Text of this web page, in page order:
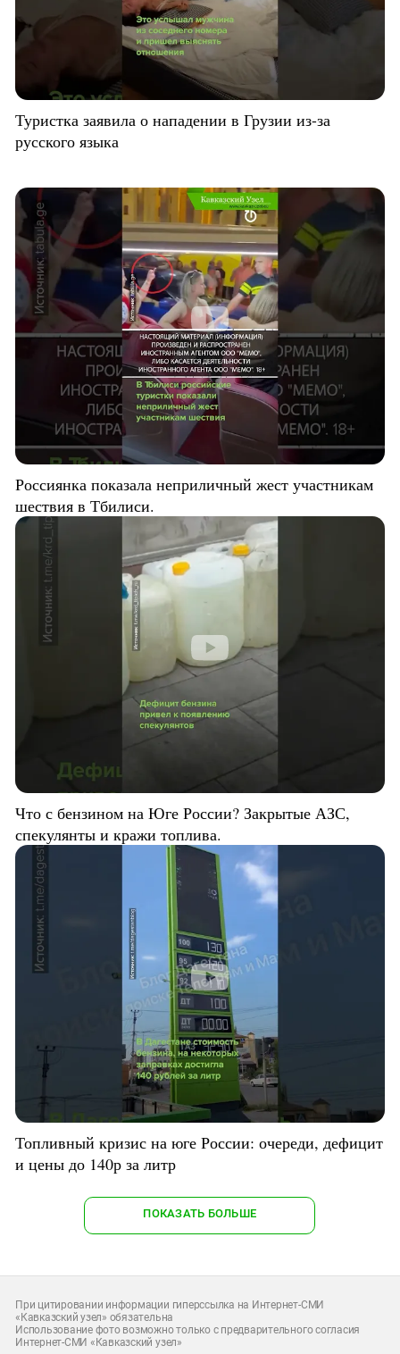
Туристка заявила о нападении в Грузии из-за
русского языка
Россиянка показала неприличный жест участникам
шествия в Тбилиси.
Что с бензином на Юге России? Закрытые АЗС,
спекулянты и кражи топлива.
Топливный кризис на юге России: очереди, дефицит
и цены до 140р за литр
ПОКАЗАТЬ БОЛЬШЕ
При цитировании информации гиперссылка на Интернет-СМИ
«Кавказский узел» обязательна
Использование фото возможно только с предварительного согласия
Интернет-СМИ «Кавказский узел»